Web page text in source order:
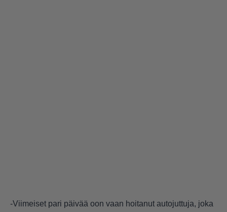
-Viimeiset pari päivää oon vaan hoitanut autojuttuja, joka